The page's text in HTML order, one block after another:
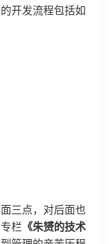
开发流程包括如
三点，对后面也
栏 《朱赟的技术